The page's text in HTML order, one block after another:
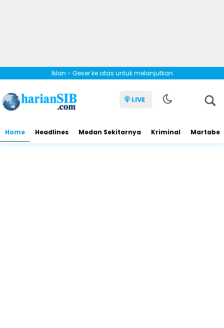
Iklan - Geser ke atas untuk melanjutkan
LIVE
Home Headlines Medan Sekitarnya Kriminal Martabe